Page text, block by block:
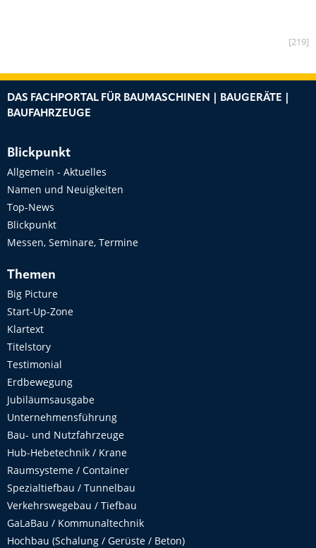
[219]
DAS FACHPORTAL FÜR BAUMASCHINEN | BAUGERÄTE |
BAUFAHRZEUGE
Blickpunkt
Allgemein - Aktuelles
Namen und Neuigkeiten
Top-News
Blickpunkt
Messen, Seminare, Termine
Themen
Big Picture
Start-Up-Zone
Klartext
Titelstory
Testimonial
Erdbewegung
Jubiläumsausgabe
Unternehmensführung
Bau- und Nutzfahrzeuge
Hub-Hebetechnik / Krane
Raumsysteme / Container
Spezialtiefbau / Tunnelbau
Verkehrswegebau / Tiefbau
GaLaBau / Kommunaltechnik
Hochbau (Schalung / Gerüste / Beton)